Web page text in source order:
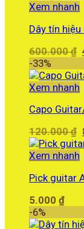
Xem nhanh
Dây tín hiệu
600.000₫
-33%
Xem nhanh
Capo
120.000₫
Xem nhanh
Pick guitar
5.000 ₫
-6%